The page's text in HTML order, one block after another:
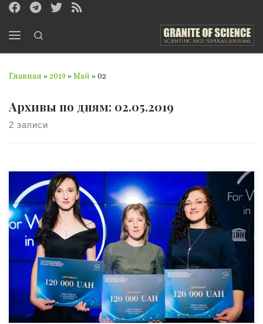
Перейти к содержимому
Главная » 2019 » Май » 02
Архивы по дням: 02.05.2019
2 записи
Может ли Национальная академия наук Украины быть
партнёром косметической фирмы? Да, если речь идёт о
Премии L’Oreal UNESCO «Для женщин в науке», целью
которой является создание благоприятных условий
для повышения количества женщин,
профессионально занимающихся научными
исследованиями. На сегодня их доля в мировом
научном сообществе составляет лишь 28%. 25 апреля
стартовал […]